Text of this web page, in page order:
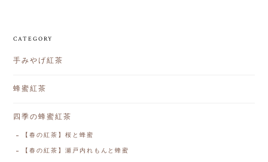
CATEGORY
手みやげ紅茶
蜂蜜紅茶
四季の蜂蜜紅茶
【春の紅茶】桜と蜂蜜
【春の紅茶】瀬戸内れもんと蜂蜜